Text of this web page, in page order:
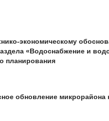
экономическому
«Водоснабжение и
планирования
обновление микрорайона